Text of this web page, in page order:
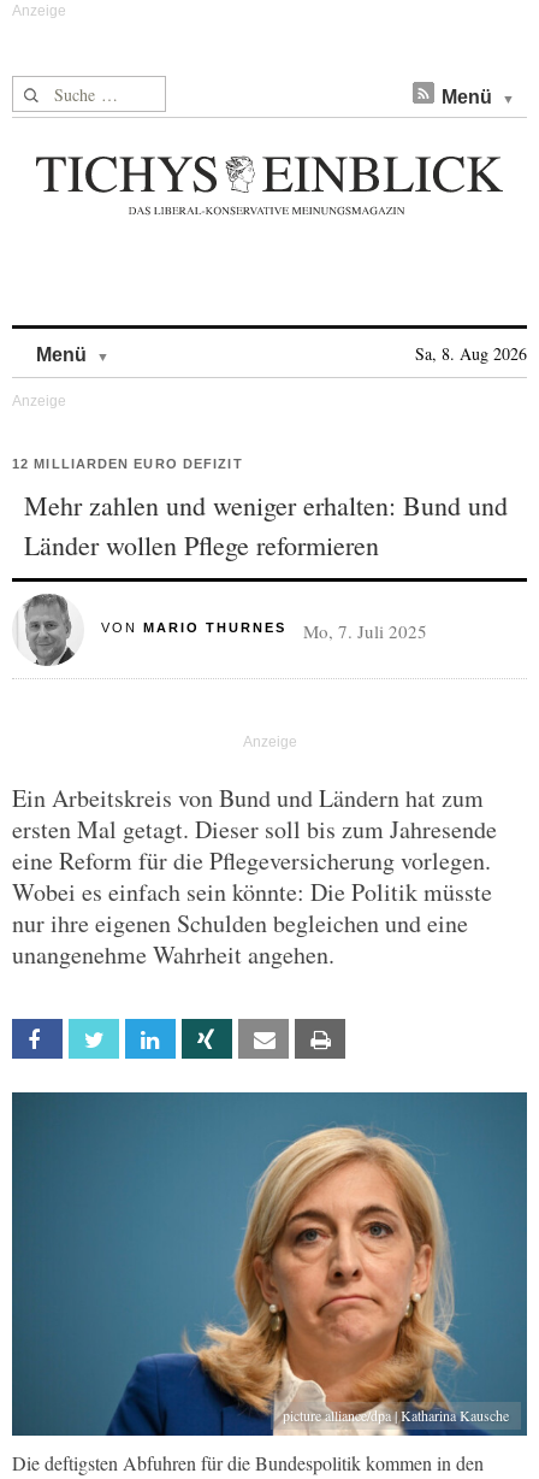
Suche nach: Menü
Menü Sa, 8. Aug 2026
12 MILLIARDEN EURO DEFIZIT
Mehr zahlen und weniger erhalten: Bund und
Länder wollen Pflege reformieren
VON MARIO THURNES Mo, 7. Juli 2025
Ein Arbeitskreis von Bund und Ländern hat zum
ersten Mal getagt. Dieser soll bis zum Jahresende
eine Reform für die Pflegeversicherung vorlegen.
Wobei es einfach sein könnte: Die Politik müsste
nur ihre eigenen Schulden begleichen und eine
unangenehme Wahrheit angehen.
Facebook Twitter Linkedin Xing Email
picture alliance/dpa | Katharina Kausche
Die deftigsten Abfuhren für die Bundespolitik kommen in den